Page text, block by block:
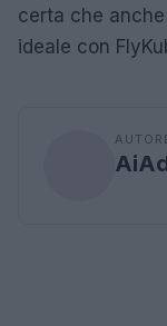
certa che
ideale con